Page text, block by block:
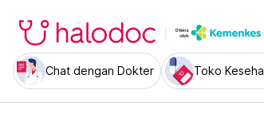
Chat dengan Dokter Toko